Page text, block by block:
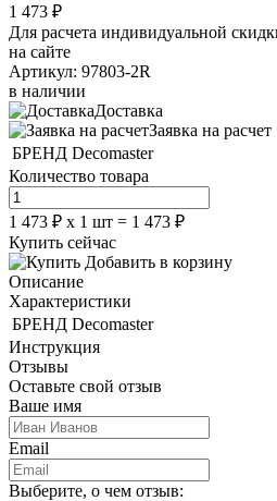
1 473 ₽
Для расчета индивидуальной
на сайте
Артикул: 97803-2R
в наличии
Доставка
Заявка на расчет
БРЕНД Decomaster
Количество товара
1 473 ₽ х 1 шт = 1 473 ₽
Купить сейчас
Добавить в корзину
Описание
Характеристики
БРЕНД Decomaster
Инструкция
Отзывы
Оставьте свой отзыв
Ваше имя
Email
Выберите, о чем отзыв: